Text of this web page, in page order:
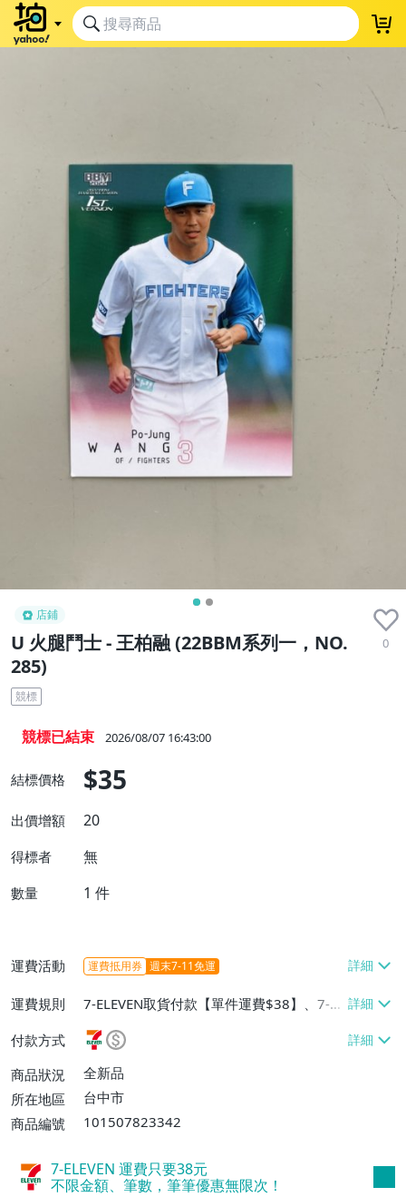
店鋪
U 火腿鬥士 - 王柏融 (22BBM系列一，NO.
285)
0
競標
競標已結束 2026/08/07 16:43:00
結標價格 $35
出價增額 20
得標者 無
數量 1 件
運費活動 運費抵用券 週末7-11免運
運費規則
7-ELEVEN取貨付款【單件運費$38】、7-EL
EVEN取貨不付款【單件運費$38】、宅配/
貨運【單件運費$60、消費滿$1000免運
費】、郵局掛號【單件運費$31、滿10件或
消費滿$700免運費】、低溫配送【單件運
付款方式
商品狀況
全新品
所在地區
台中市
商品編號
101507823342
7-ELEVEN 運費只要38元
不限金額、筆數，筆筆優惠無限次！